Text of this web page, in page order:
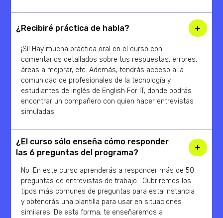
¿Recibiré práctica de habla?
¡Sí! Hay mucha práctica oral en el curso con
comentarios detallados sobre tus respuestas, errores,
áreas a mejorar, etc. Además, tendrás acceso a la
comunidad de profesionales de la tecnología y
estudiantes de inglés de English For IT, donde podrás
encontrar un compañero con quien hacer entrevistas
simuladas.
¿El curso sólo enseña cómo responder
las 6 preguntas del programa?
No. En este curso aprenderás a responder más de 50
preguntas de entrevistas de trabajo. Cubriremos los
tipos más comunes de preguntas para esta instancia
y obtendrás una plantilla para usar en situaciones
similares. De esta forma, te enseñaremos a